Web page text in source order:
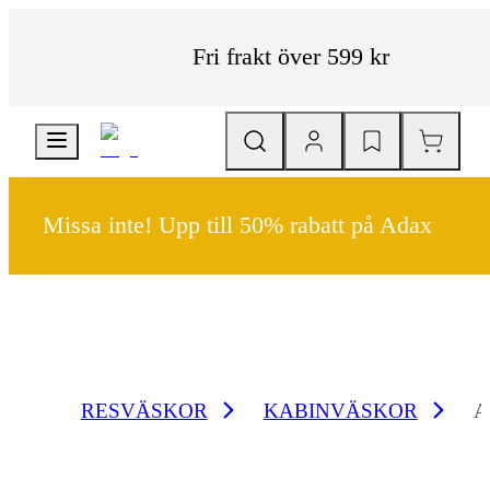
Fri frakt över 599 kr
Missa inte! Upp till 50% rabatt på Adax
RESVÄSKOR KABINVÄSKOR